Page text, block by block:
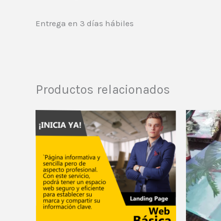
Entrega en 3 días hábiles
Productos relacionados